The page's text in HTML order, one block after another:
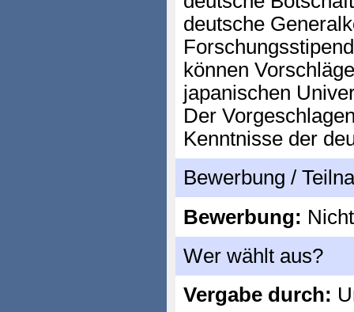
deutsche
können
japanischen
Der
Kenntnisse der
Bewerbung /
Bewerbung:
Wer wählt aus?
Vergabe durch: